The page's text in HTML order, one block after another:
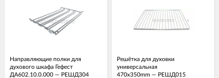
Направляющие полки для
духового шкафа Гефест
ДА602.10.0.000 — РЕШД304
Решётка для духовки
универсальная
470x350mm — РЕШД015